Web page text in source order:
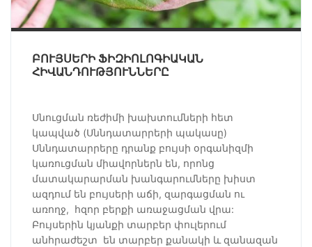
ԲՈՒՅՍԵՐԻ ՖԻԶԻՈԼՈԳԻԱԿԱՆ
ՀԻՎԱՆԴՈՒԹՅՈՒՆՆԵՐԸ
Սնուցման ռեժիմի խախտումների հետ
կապված (Սննդատարրերի պակասը)
Սննդատարրերը դրանք բույսի օրգանիզմի
կառուցման միավորներն են, որոնց
մատակարարման խանգարումները խիստ
ազդում են բույսերի աճի, զարգացման ու
առողջ, հզոր բերքի առաջացման վրա:
Բույսերին կյանքի տարբեր փուլերում
անհրաժեշտ են տարբեր քանակի և զանազան